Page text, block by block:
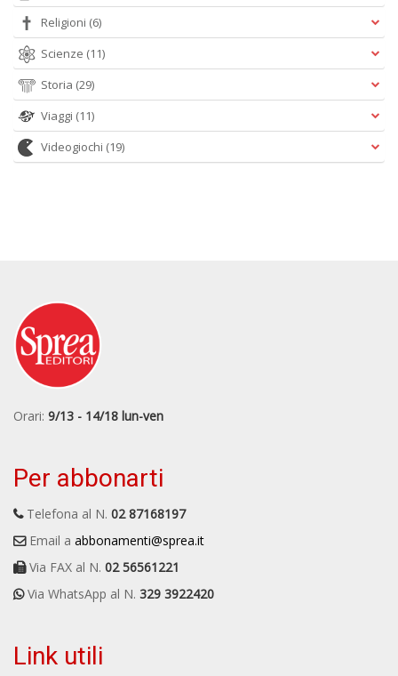
Religioni (6)
Scienze (11)
Storia (29)
Viaggi (11)
Videogiochi (19)
Orari: 9/13 - 14/18 lun-ven
Per abbonarti
Telefona al N. 02 87168197
Email a abbonamenti@sprea.it
Via FAX al N. 02 56561221
Via WhatsApp al N. 329 3922420
Link utili